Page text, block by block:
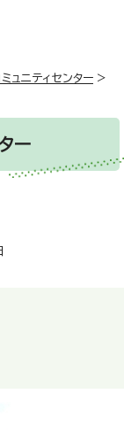
ミュニティセンター >
ー